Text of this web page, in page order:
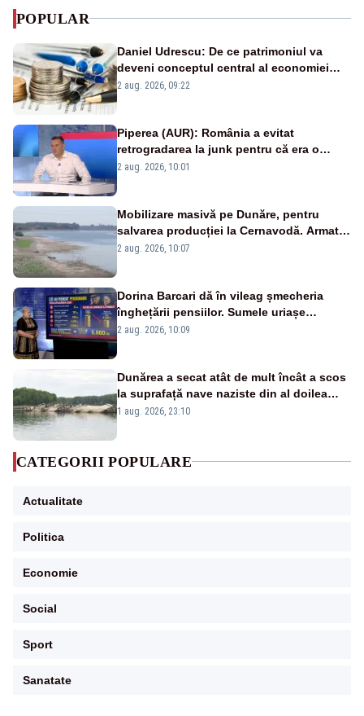
POPULAR
Daniel Udrescu: De ce patrimoniul va
deveni conceptul central al economiei
viitoare?
2 aug. 2026, 09:22
Piperea (AUR): România a evitat
retrogradarea la junk pentru că era o
catastrofă pentru bănci și fondurile de
2 aug. 2026, 10:01
Mobilizare masivă pe Dunăre, pentru
salvarea producției la Cernavodă. Armata
va detona o stâncă și va devia apa
2 aug. 2026, 10:07
Dorina Barcari dă în vileag șmecheria
înghețării pensiilor. Sumele uriașe
pierdute de fiecare român
2 aug. 2026, 10:09
Dunărea a secat atât de mult încât a scos
la suprafață nave naziste din al doilea
război mondial
1 aug. 2026, 23:10
CATEGORII POPULARE
Actualitate
Politica
Economie
Social
Sport
Sanatate